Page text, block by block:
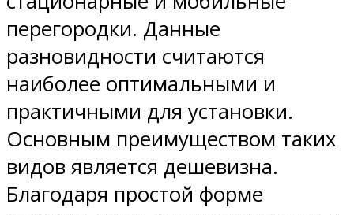
перегородки. Данные
разновидности считаются
наиболее оптимальными и
практичными для установки.
Основным преимуществом таких
видов является дешевизна.
Благодаря простой форме